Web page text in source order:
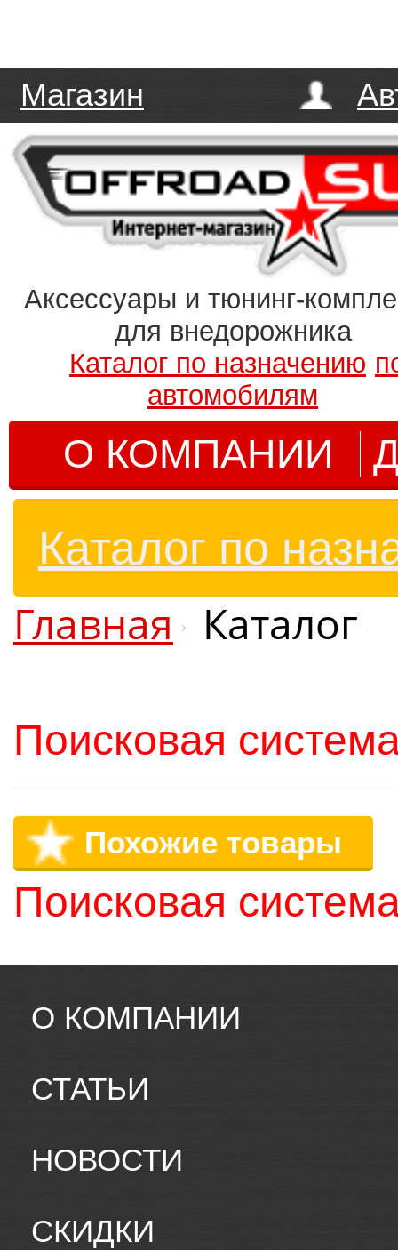
Магазин
Аксессуары и тюнинг-
для внедорожника
Каталог по назначению
автомобилям
О КОМПАНИИ
Каталог по
Главная Каталог
Поисковая
Похожие товары
Поисковая
О КОМПАНИИ
СТАТЬИ
НОВОСТИ
СКИДКИ